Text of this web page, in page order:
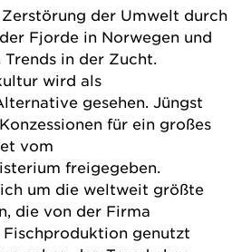
der Umwelt durch
Fjorde in Norwegen und
in der Zucht.
wird als
gesehen. Jüngst
für ein großes
vom
freigegeben.
um die weltweit größte
die von der Firma
Fischproduktion genutzt